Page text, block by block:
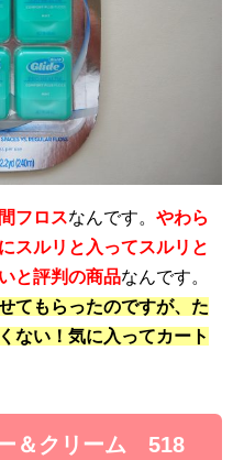
フロスなんです。 やわら
スルリと入ってスルリと
と評判の商品なんです。
てもらったのですが、た
ない！気に入ってカート
＆クリーム 518